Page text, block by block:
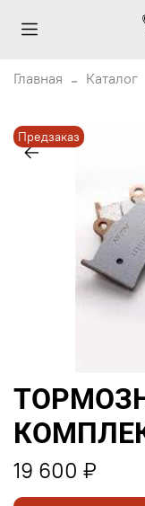
Главная Каталог
Предзаказ
19 600 ₽